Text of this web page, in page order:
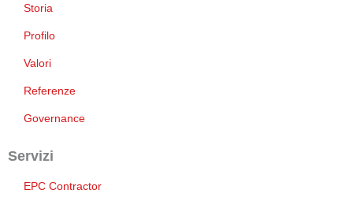
Storia
Profilo
Valori
Referenze
Governance
Servizi
EPC Contractor